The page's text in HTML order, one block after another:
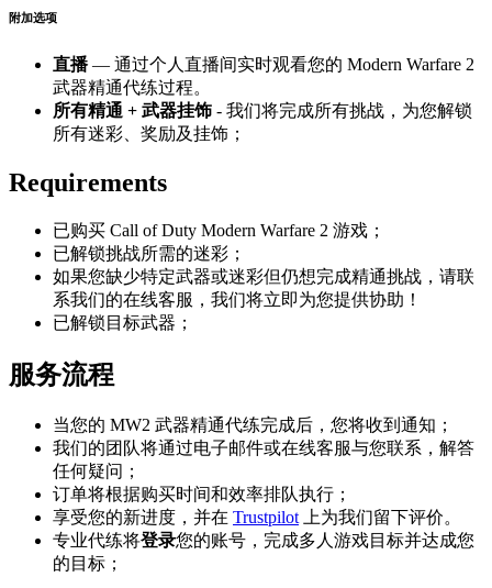
附加选项
直播— 通过个人直播间实时观看您的 Modern Warfare 2
武器精通代练过程。
所有精通 + 武器挂饰 - 我们将完成所有挑战，为您解锁
所有迷彩、奖励及挂饰；
Requirements
已购买 Call of Duty Modern Warfare 2 游戏；
已解锁挑战所需的迷彩；
如果您缺少特定武器或迷彩但仍想完成精通挑战，请联
系我们的在线客服，我们将立即为您提供协助！
已解锁目标武器；
服务流程
当您的 MW2 武器精通代练完成后，您将收到通知；
我们的团队将通过电子邮件或在线客服与您联系，解答
任何疑问；
订单将根据购买时间和效率排队执行；
享受您的新进度，并在 Trustpilot 上为我们留下评价。
专业代练将登录您的账号，完成多人游戏目标并达成您
的目标；